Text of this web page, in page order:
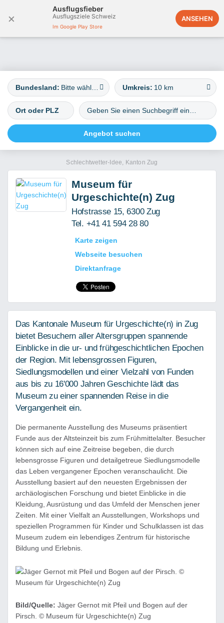
×
Ausflugsfieber
Ausflugsziele Schweiz
Im Google Play Store
ANSEHEN
Deutschland
Bundesland: Umkreis: 10 km
Schlechtwetter-Idee, Kanton Zug
Museum für
Urgeschichte(n) Zug
Hofstrasse 15, 6300 Zug
Tel. +41 41 594 28 80
Karte zeigen
Webseite besuchen
Direktanfrage
Das Kantonale Museum für Urgeschichte(n) in Zug
bietet Besuchern aller Altersgruppen spannende
Einblicke in die ur- und frühgeschichtlichen Epochen
der Region. Mit lebensgrossen Figuren,
Siedlungsmodellen und einer Vielzahl von Funden
aus bis zu 16'000 Jahren Geschichte lädt das
Museum zu einer spannenden Reise in die
Vergangenheit ein.
Die permanente Ausstellung des Museums präsentiert
Funde aus der Altsteinzeit bis zum Frühmittelalter. Besucher
können sich auf eine Zeitreise begeben, die durch
lebensgrosse Figuren und detailgetreue Siedlungsmodelle
das Leben vergangener Epochen veranschaulicht. Die
Ausstellung basiert auf den neuesten Ergebnissen der
archäologischen Forschung und bietet Einblicke in die
Kleidung, Ausrüstung und das Umfeld der Menschen jener
Zeiten. Mit einer Vielfalt an Ausstellungen, Workshops und
speziellen Programmen für Kinder und Schulklassen ist das
Museum zudem ein lebendiges Zentrum für historische
Bildung und Erlebnis.
Bild/Quelle: Jäger Gernot mit Pfeil und Bogen auf der
Pirsch. © Museum für Urgeschichte(n) Zug